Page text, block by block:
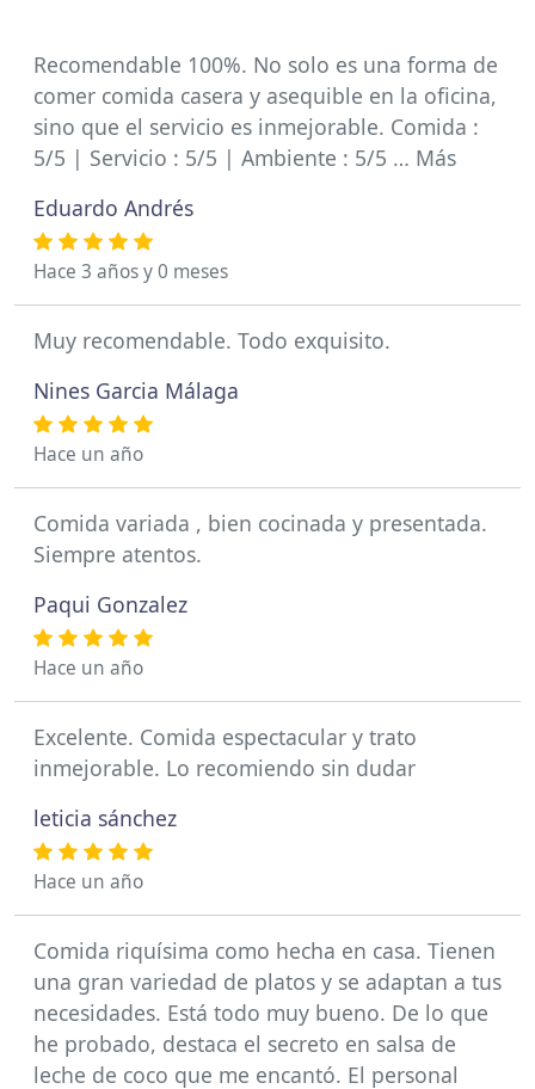
Recomendable 100%. No solo es una forma de
comer comida casera y asequible en la oficina,
sino que el servicio es inmejorable. Comida :
5/5 | Servicio : 5/5 | Ambiente : 5/5 … Más
Eduardo Andrés
Hace 3 años y 0 meses
Muy recomendable. Todo exquisito.
Nines Garcia Málaga
Hace un año
Comida variada , bien cocinada y presentada.
Siempre atentos.
Paqui Gonzalez
Hace un año
Excelente. Comida espectacular y trato
inmejorable. Lo recomiendo sin dudar
leticia sánchez
Hace un año
Comida riquísima como hecha en casa. Tienen
una gran variedad de platos y se adaptan a tus
necesidades. Está todo muy bueno. De lo que
he probado, destaca el secreto en salsa de
leche de coco que me encantó. El personal